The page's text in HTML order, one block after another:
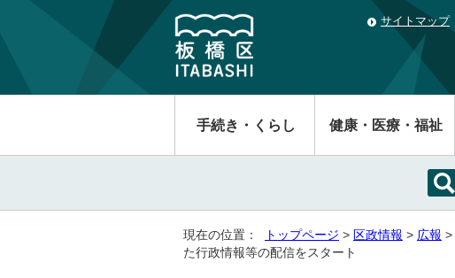
サイトマップ
手続き・くらし 健康・医療・福祉
現在の位置： トップページ > 区政情報 > 広報 >
た行政情報等の配信をスタート